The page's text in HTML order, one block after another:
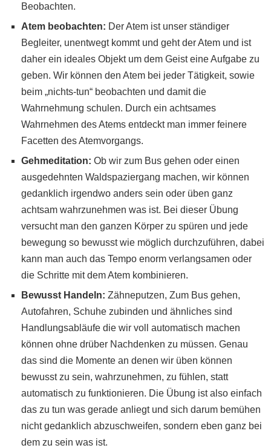
Beobachten.
Atem beobachten: Der Atem ist unser ständiger
Begleiter, unentwegt kommt und geht der Atem und ist
daher ein ideales Objekt um dem Geist eine Aufgabe zu
geben. Wir können den Atem bei jeder Tätigkeit, sowie
beim „nichts-tun“ beobachten und damit die
Wahrnehmung schulen. Durch ein achtsames
Wahrnehmen des Atems entdeckt man immer feinere
Facetten des Atemvorgangs.
Gehmeditation: Ob wir zum Bus gehen oder einen
ausgedehnten Waldspaziergang machen, wir können
gedanklich irgendwo anders sein oder üben ganz
achtsam wahrzunehmen was ist. Bei dieser Übung
versucht man den ganzen Körper zu spüren und jede
bewegung so bewusst wie möglich durchzuführen, dabei
kann man auch das Tempo enorm verlangsamen oder
die Schritte mit dem Atem kombinieren.
Bewusst Handeln: Zähneputzen, Zum Bus gehen,
Autofahren, Schuhe zubinden und ähnliches sind
Handlungsabläufe die wir voll automatisch machen
können ohne drüber Nachdenken zu müssen. Genau
das sind die Momente an denen wir üben können
bewusst zu sein, wahrzunehmen, zu fühlen, statt
automatisch zu funktionieren. Die Übung ist also einfach
das zu tun was gerade anliegt und sich darum bemühen
nicht gedanklich abzuschweifen, sondern eben ganz bei
dem zu sein was ist.